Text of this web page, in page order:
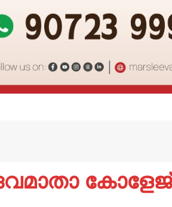
കോളേജ്